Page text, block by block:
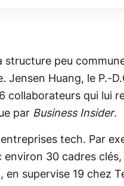
structure peu
Jensen Huang, le P.-
collaborateurs qui lui
par Business Insider.
tech. Par
30 cadres clés,
supervise 19 chez